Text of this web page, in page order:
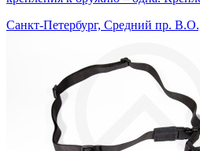
Санкт-Петербург, Средний пр.